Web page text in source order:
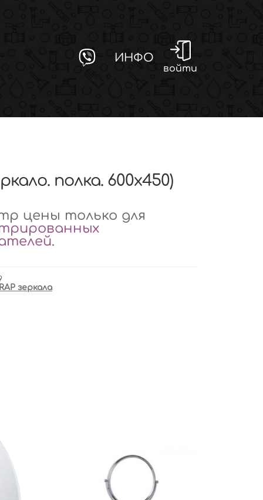
ИНФО
войти
полка. 600х450)
цены только для
.
зеркала